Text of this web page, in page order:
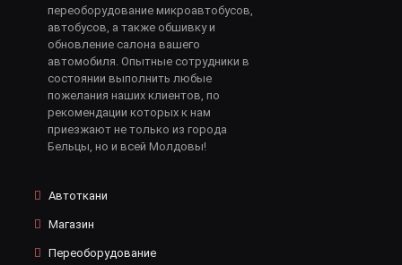
переоборудование микроавтобусов,
автобусов, а также обшивку и
обновление салона вашего
автомобиля. Опытные сотрудники в
состоянии выполнить любые
пожелания наших клиентов, по
рекомендации которых к нам
приезжают не только из города
Бельцы, но и всей Молдовы!
Автоткани
Магазин
Переоборудование